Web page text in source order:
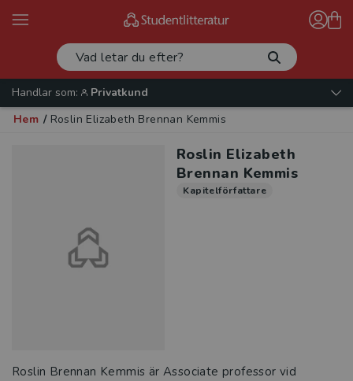
Handlar som:
Privatkund
Hem / Roslin Elizabeth Brennan Kemmis
Roslin Elizabeth
Brennan Kemmis
Kapitelförfattare
Roslin Brennan Kemmis är Associate professor vid